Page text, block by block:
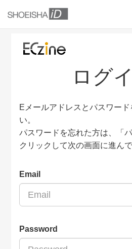
ログ
Eメールアドレスとパスワー
い。
パスワードを忘れた方は、「
クリックして次の画面に進んで
Email
Password